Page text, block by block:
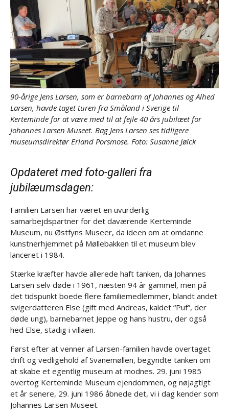
90-årige Jens Larsen, som er barnebarn af Johannes og Alhed
Larsen, havde taget turen fra Småland i Sverige til
Kerteminde for at være med til at fejle 40 års jubilæet for
Johannes Larsen Museet. Bag Jens Larsen ses tidligere
museumsdirektør Erland Porsmose. Foto: Susanne Jølck
Opdateret med foto-galleri fra
jubilæumsdagen:
Familien Larsen har været en uvurderlig
samarbejdspartner for det daværende Kerteminde
Museum, nu Østfyns Museer, da ideen om at omdanne
kunstnerhjemmet på Møllebakken til et museum blev
lanceret i 1984.
Stærke kræfter havde allerede haft tanken, da Johannes
Larsen selv døde i 1961, næsten 94 år gammel, men på
det tidspunkt boede flere familiemedlemmer, blandt andet
svigerdatteren Else (gift med Andreas, kaldet “Puf”, der
døde ung), barnebarnet Jeppe og hans hustru, der også
hed Else, stadig i villaen.
Først efter at venner af Larsen-familien havde overtaget
drift og vedligehold af Svanemøllen, begyndte tanken om
at skabe et egentlig museum at modnes. 29. juni 1985
overtog Kerteminde Museum ejendommen, og nøjagtigt
et år senere, 29. juni 1986 åbnede det, vi i dag kender som
Johannes Larsen Museet.